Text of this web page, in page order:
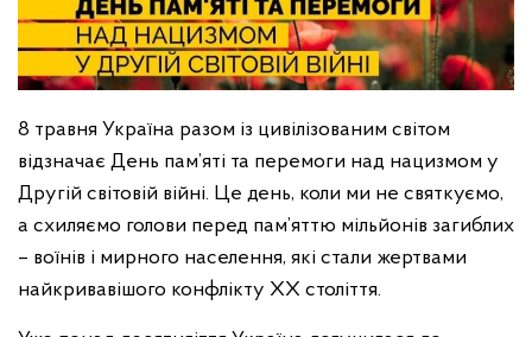
8 травня Україна разом із цивілізованим світом
відзначає День пам’яті та перемоги над нацизмом у
Другій світовій війні. Це день, коли ми не святкуємо,
а схиляємо голови перед пам’яттю мільйонів загиблих
– воїнів і мирного населення, які стали жертвами
найкривавішого конфлікту XX століття.